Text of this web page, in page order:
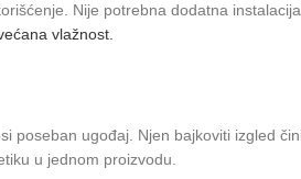
Nije potrebna dodatna
vlažnost.
ugođaj. Njen bajkoviti izgled
u jednom proizvodu.